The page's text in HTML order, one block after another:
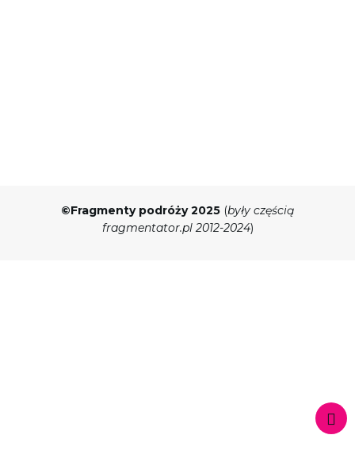
©Fragmenty podróży 2025 (były częścią
fragmentator.pl 2012-2024)